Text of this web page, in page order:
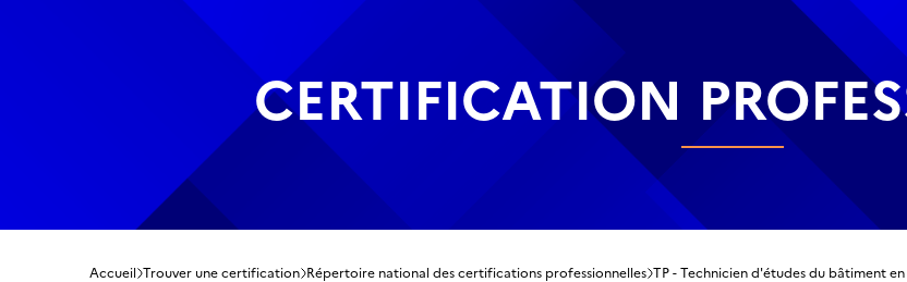
CERTIFICATION
Accueil Trouver une certification Répertoire national des certifications professionnelles TP - Technicien d'études du bâtiment